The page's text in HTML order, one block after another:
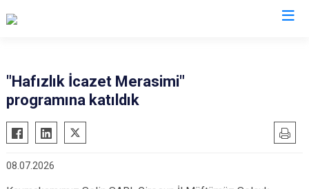
Alucra
Bulancak
Çanakçı
"Hafızlık İcazet Merasimi"
programına katıldık
08.07.2026